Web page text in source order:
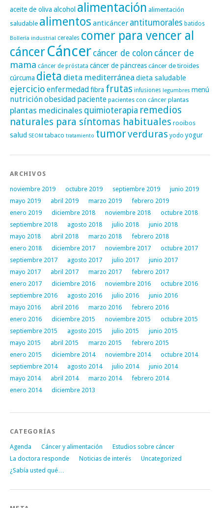
aceite de oliva alcohol alimentación alimentación
saludable alimentos anticáncer antitumorales batidos
Bollería industrial cereales comer para vencer al
cáncerCáncer cáncer de colon cáncer de
mama cáncer de próstata cáncer de páncreascáncer de tiroides
cúrcuma dieta dieta mediterránea dieta saludable
ejercicio enfermedadfibra frutas infusiones legumbres menú
nutriciónobesidad paciente pacientes con cáncer plantas
plantas medicinales quimioterapia remedios
naturales para síntomas habituales rooibos
salud SEOM tabaco tratamiento tumorverduras yodo yogur
ARCHIVOS
noviembre 2019 octubre 2019 septiembre 2019
junio 2019
mayo 2019
abril 2019 marzo 2019
febrero 2019
enero 2019
diciembre 2018 noviembre 2018
octubre 2018
septiembre 2018
agosto 2018 julio 2018
junio 2018
mayo 2018
abril 2018 marzo 2018
febrero 2018
enero 2018
diciembre 2017 noviembre 2017
octubre 2017
septiembre 2017
agosto 2017 julio 2017
junio 2017
mayo 2017
abril 2017 marzo 2017
febrero 2017
enero 2017
diciembre 2016 noviembre 2016
octubre 2016
septiembre 2016
agosto 2016 julio 2016
junio 2016
mayo 2016
abril 2016 marzo 2016
febrero 2016
enero 2016
diciembre 2015 noviembre 2015
octubre 2015
septiembre 2015
agosto 2015 julio 2015
junio 2015
mayo 2015
abril 2015 marzo 2015
febrero 2015
enero 2015
diciembre 2014 noviembre 2014
octubre 2014
septiembre 2014
agosto 2014 julio 2014
junio 2014
mayo 2014
abril 2014 marzo 2014
febrero 2014
enero 2014
diciembre 2013
CATEGORÍAS
Agenda Cáncer y alimentación
Estudios sobre cáncer
La doctora responde
Noticias de interés
Uncategorized
¿Sabía usted qué…